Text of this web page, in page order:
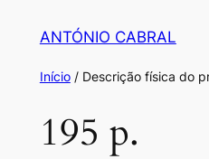
conteúdo
ANTÓNIO CABRAL
Início/ Descrição física do
195 p.